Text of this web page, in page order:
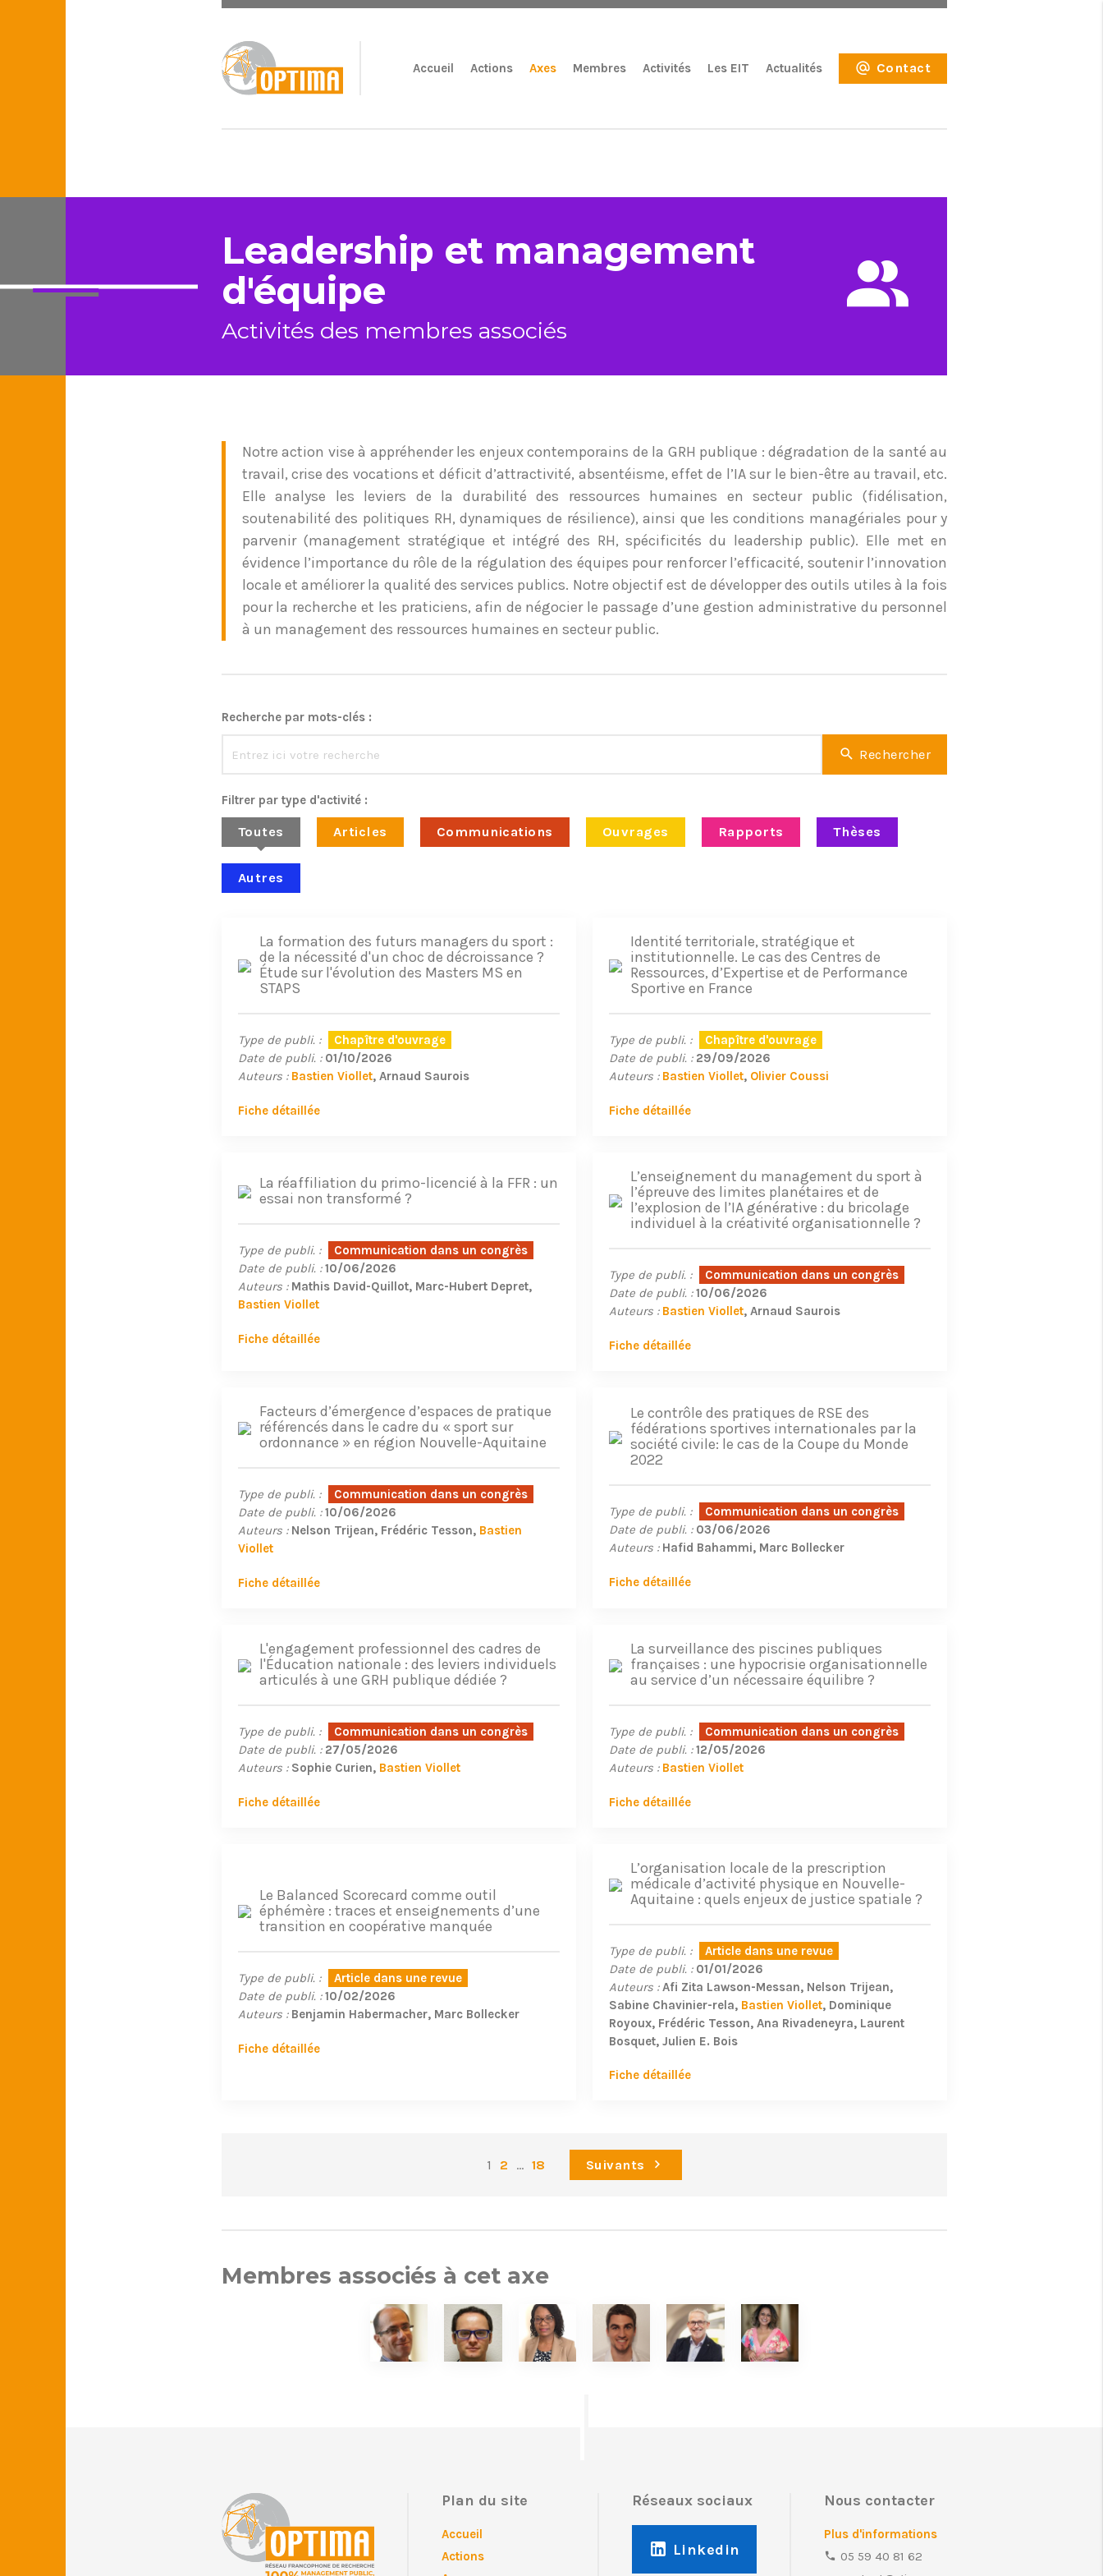
Accueil Actions Axes Membres Activités Les EIT Actualités Contact
Leadership et management
d'équipe
Activités des membres associés
Notre action vise à appréhender les enjeux contemporains de la GRH publique : dégradation de la santé au
travail, crise des vocations et déficit d’attractivité, absentéisme, effet de l’IA sur le bien-être au travail, etc.
Elle analyse les leviers de la durabilité des ressources humaines en secteur public (fidélisation,
soutenabilité des politiques RH, dynamiques de résilience), ainsi que les conditions managériales pour y
parvenir (management stratégique et intégré des RH, spécificités du leadership public). Elle met en
évidence l’importance du rôle de la régulation des équipes pour renforcer l’efficacité, soutenir l’innovation
locale et améliorer la qualité des services publics. Notre objectif est de développer des outils utiles à la fois
pour la recherche et les praticiens, afin de négocier le passage d’une gestion administrative du personnel
à un management des ressources humaines en secteur public.
Recherche par mots-clés :
Rechercher
Filtrer par type d'activité :
Toutes Articles Communications Ouvrages Rapports Thèses
Autres
La formation des futurs managers du sport :
de la nécessité d'un choc de décroissance ?
Étude sur l'évolution des Masters MS en
STAPS
Type de publi. :
Chapître d'ouvrage
Date de publi. : 01/10/2026
Auteurs : Bastien Viollet Arnaud Saurois
Fiche détaillée
Identité territoriale, stratégique et
institutionnelle. Le cas des Centres de
Ressources, d’Expertise et de Performance
Sportive en France
Type de publi. :
Chapître d'ouvrage
Date de publi. : 29/09/2026
Auteurs : Bastien Viollet Olivier Coussi
Fiche détaillée
La réaffiliation du primo-licencié à la FFR : un
essai non transformé ?
Type de publi. :
Communication dans un congrès
Date de publi. : 10/06/2026
Auteurs : Mathis David-Quillot Marc-Hubert Depret
Bastien Viollet
Fiche détaillée
L’enseignement du management du sport à
l’épreuve des limites planétaires et de
l’explosion de l’IA générative : du bricolage
individuel à la créativité organisationnelle ?
Type de publi. :
Communication dans un congrès
Date de publi. : 10/06/2026
Auteurs : Bastien Viollet Arnaud Saurois
Fiche détaillée
Facteurs d’émergence d’espaces de pratique
référencés dans le cadre du « sport sur
ordonnance » en région Nouvelle-Aquitaine
Type de publi. :
Communication dans un congrès
Date de publi. : 10/06/2026
Auteurs : Nelson Trijean Frédéric Tesson Bastien
Viollet
Fiche détaillée
Le contrôle des pratiques de RSE des
fédérations sportives internationales par la
société civile: le cas de la Coupe du Monde
2022
Type de publi. :
Communication dans un congrès
Date de publi. : 03/06/2026
Auteurs : Hafid Bahammi Marc Bollecker
Fiche détaillée
L'engagement professionnel des cadres de
l'Éducation nationale : des leviers individuels
articulés à une GRH publique dédiée ?
Type de publi. :
Communication dans un congrès
Date de publi. : 27/05/2026
Auteurs : Sophie Curien Bastien Viollet
Fiche détaillée
La surveillance des piscines publiques
françaises : une hypocrisie organisationnelle
au service d’un nécessaire équilibre ?
Type de publi. :
Communication dans un congrès
Date de publi. : 12/05/2026
Auteurs : Bastien Viollet
Fiche détaillée
Le Balanced Scorecard comme outil
éphémère : traces et enseignements d’une
transition en coopérative manquée
Type de publi. :
Article dans une revue
Date de publi. : 10/02/2026
Auteurs : Benjamin Habermacher Marc Bollecker
Fiche détaillée
L’organisation locale de la prescription
médicale d’activité physique en Nouvelle-
Aquitaine : quels enjeux de justice spatiale ?
Type de publi. :
Article dans une revue
Date de publi. : 01/01/2026
Auteurs : Afi Zita Lawson-Messan Nelson Trijean
Sabine Chavinier-rela Bastien Viollet Dominique
Royoux Frédéric Tesson Ana Rivadeneyra Laurent
Bosquet Julien E. Bois
Fiche détaillée
1 2 ... 18 Suivants
Membres associés à cet axe
Plan du site
Accueil
Actions
Réseaux sociaux
Linkedin
Nous contacter
Plus d'informations
05 59 40 81 62